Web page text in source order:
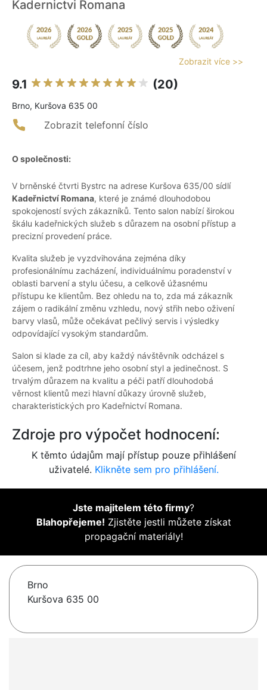
Kadernictvi Romana
Zobrazit více >>
9.1 (20)
Brno, Kuršova 635 00
Zobrazit telefonní číslo
O společnosti:
V brněnské čtvrti Bystrc na adrese Kuršova 635/00 sídlí
Kadeřnictví Romana, které je známé dlouhodobou
spokojeností svých zákazníků. Tento salon nabízí širokou
škálu kadeřnických služeb s důrazem na osobní přístup a
precizní provedení práce.
Kvalita služeb je vyzdvihována zejména díky
profesionálnímu zacházení, individuálnímu poradenství v
oblasti barvení a stylu účesu, a celkově úžasnému
přístupu ke klientům. Bez ohledu na to, zda má zákazník
zájem o radikální změnu vzhledu, nový střih nebo oživení
barvy vlasů, může očekávat pečlivý servis i výsledky
odpovídající vysokým standardům.
Salon si klade za cíl, aby každý návštěvník odcházel s
účesem, jenž podtrhne jeho osobní styl a jedinečnost. S
trvalým důrazem na kvalitu a péči patří dlouhodobá
věrnost klientů mezi hlavní důkazy úrovně služeb,
charakteristických pro Kadeřnictví Romana.
Zdroje pro výpočet hodnocení:
K těmto údajům mají přístup pouze přihlášení
uživatelé. Klikněte sem pro přihlášení.
Jste majitelem této firmy?
Blahopřejeme! Zjistěte jestli můžete získat
propagační materiály!
Brno
Kuršova 635 00